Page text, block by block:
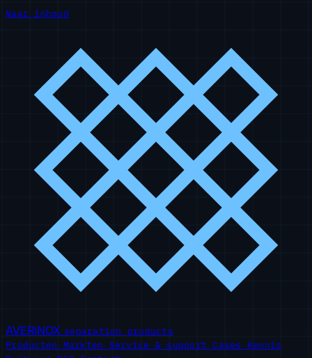
Naar inhoud
AVERINOX separation products
Producten Markten Service & support Cases Kennis